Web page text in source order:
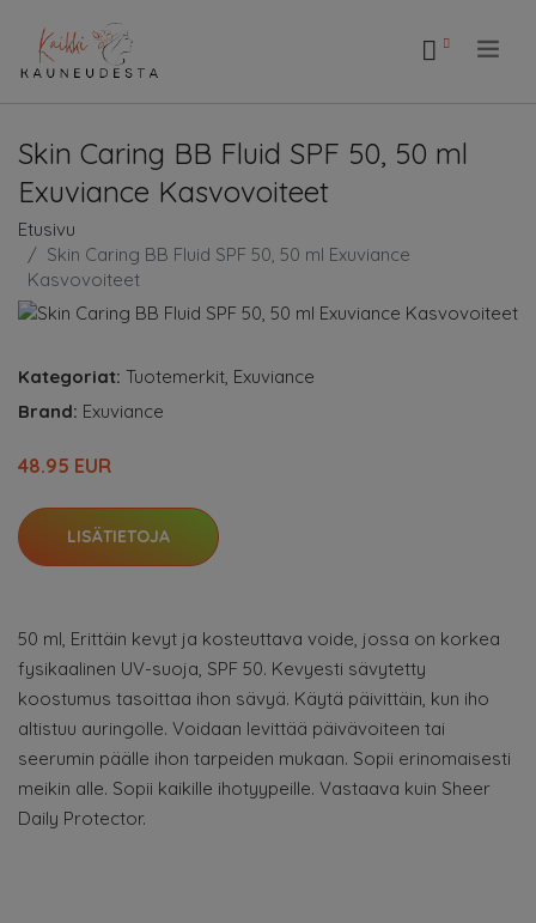
Skin Caring BB Fluid SPF 50, 50 ml
Exuviance Kasvovoiteet
Etusivu
Skin Caring BB Fluid SPF 50, 50 ml Exuviance
Kasvovoiteet
Kategoriat: Tuotemerkit Exuviance
Brand: Exuviance
48.95 EUR
LISÄTIETOJA
50 ml, Erittäin kevyt ja kosteuttava voide, jossa on korkea
fysikaalinen UV-suoja, SPF 50. Kevyesti sävytetty
koostumus tasoittaa ihon sävyä. Käytä päivittäin, kun iho
altistuu auringolle. Voidaan levittää päivävoiteen tai
seerumin päälle ihon tarpeiden mukaan. Sopii erinomaisesti
meikin alle. Sopii kaikille ihotyypeille. Vastaava kuin Sheer
Daily Protector.